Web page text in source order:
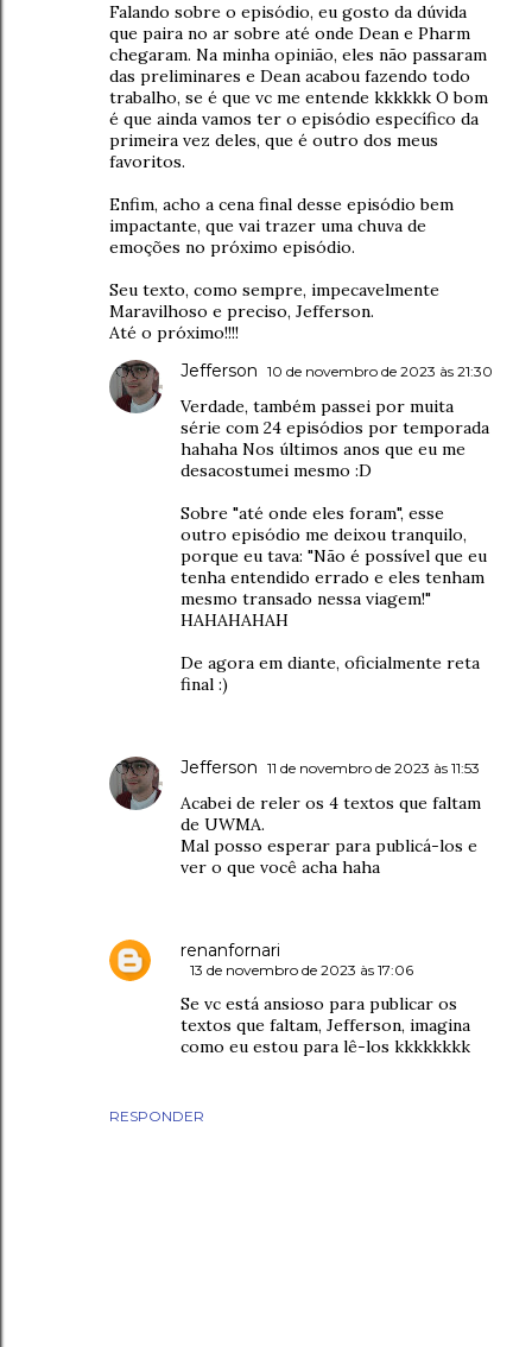
Falando sobre o episódio, eu gosto da dúvida
que paira no ar sobre até onde Dean e Pharm
chegaram. Na minha opinião, eles não passaram
das preliminares e Dean acabou fazendo todo
trabalho, se é que vc me entende kkkkkk O bom
é que ainda vamos ter o episódio específico da
primeira vez deles, que é outro dos meus
favoritos.
Enfim, acho a cena final desse episódio bem
impactante, que vai trazer uma chuva de
emoções no próximo episódio.
Seu texto, como sempre, impecavelmente
Maravilhoso e preciso, Jefferson.
Até o próximo!!!!
RESPONDER
Jefferson 10 de novembro de 2023 às 21:30
Verdade, também passei por muita
série com 24 episódios por temporada
hahaha Nos últimos anos que eu me
desacostumei mesmo :D
Sobre "até onde eles foram", esse
outro episódio me deixou tranquilo,
porque eu tava: "Não é possível que eu
tenha entendido errado e eles tenham
mesmo transado nessa viagem!"
HAHAHAHAH
De agora em diante, oficialmente reta
final :)
Jefferson 11 de novembro de 2023 às 11:53
Acabei de reler os 4 textos que faltam
de UWMA.
Mal posso esperar para publicá-los e
ver o que você acha haha
renanfornari
13 de novembro de 2023 às 17:06
Se vc está ansioso para publicar os
textos que faltam, Jefferson, imagina
como eu estou para lê-los kkkkkkkk